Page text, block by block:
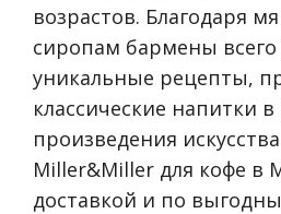
возрастов. Благодаря
сиропам бармены
уникальные рецепты,
классические напитки
произведения
Miller&Miller для кофе в
доставкой и по